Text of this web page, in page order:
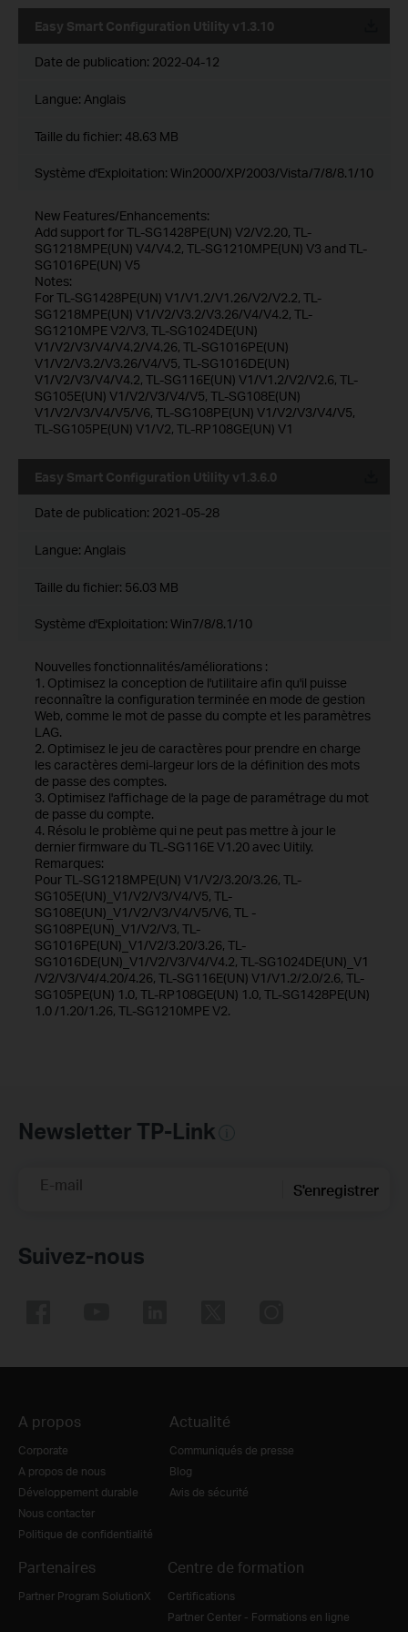
Easy Smart Configuration Utility v1.3.10
Date de publication: 2022-04-12
Langue: Anglais
Taille du fichier: 48.63 MB
Système d'Exploitation: Win2000/XP/2003/Vista/7/8/8.1/10
New Features/Enhancements:
Add support for TL-SG1428PE(UN) V2/V2.20, TL-
SG1218MPE(UN) V4/V4.2, TL-SG1210MPE(UN) V3 and TL-
SG1016PE(UN) V5
Notes:
For TL-SG1428PE(UN) V1/V1.2/V1.26/V2/V2.2, TL-
SG1218MPE(UN) V1/V2/V3.2/V3.26/V4/V4.2, TL-
SG1210MPE V2/V3, TL-SG1024DE(UN)
V1/V2/V3/V4/V4.2/V4.26, TL-SG1016PE(UN)
V1/V2/V3.2/V3.26/V4/V5, TL-SG1016DE(UN)
V1/V2/V3/V4/V4.2, TL-SG116E(UN) V1/V1.2/V2/V2.6, TL-
SG105E(UN) V1/V2/V3/V4/V5, TL-SG108E(UN)
V1/V2/V3/V4/V5/V6, TL-SG108PE(UN) V1/V2/V3/V4/V5,
TL-SG105PE(UN) V1/V2, TL-RP108GE(UN) V1
Easy Smart Configuration Utility v1.3.6.0
Date de publication: 2021-05-28
Langue: Anglais
Taille du fichier: 56.03 MB
Système d'Exploitation: Win7/8/8.1/10
Nouvelles fonctionnalités/améliorations :
1. Optimisez la conception de l'utilitaire afin qu'il puisse
reconnaître la configuration terminée en mode de gestion
Web, comme le mot de passe du compte et les paramètres
LAG.
2. Optimisez le jeu de caractères pour prendre en charge
les caractères demi-largeur lors de la définition des mots
de passe des comptes.
3. Optimisez l'affichage de la page de paramétrage du mot
de passe du compte.
4. Résolu le problème qui ne peut pas mettre à jour le
dernier firmware du TL-SG116E V1.20 avec Uitily.
Remarques:
Pour TL-SG1218MPE(UN) V1/V2/3.20/3.26, TL-
SG105E(UN)_V1/V2/V3/V4/V5, TL-
SG108E(UN)_V1/V2/V3/V4/V5/V6, TL -
SG108PE(UN)_V1/V2/V3, TL-
SG1016PE(UN)_V1/V2/3.20/3.26, TL-
SG1016DE(UN)_V1/V2/V3/V4/V4.2, TL-SG1024DE(UN)_V1
/V2/V3/V4/4.20/4.26, TL-SG116E(UN) V1/V1.2/2.0/2.6, TL-
SG105PE(UN) 1.0, TL-RP108GE(UN) 1.0, TL-SG1428PE(UN)
1.0 /1.20/1.26, TL-SG1210MPE V2.
Newsletter TP-Link
E-mail S'enregistrer
Suivez-nous
A propos
Corporate
A propos de nous
Développement durable
Nous contacter
Politique de confidentialité
Actualité
Communiqués de presse
Blog
Avis de sécurité
Partenaires
Partner Program SolutionX
Centre de formation
Certifications
Partner Center - Formations en ligne